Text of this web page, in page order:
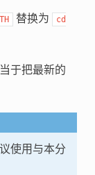
替换为
cd
于把最新的
使用与本分